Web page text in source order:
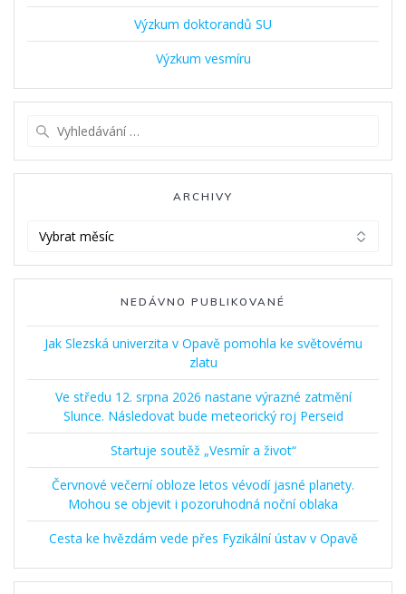
Výzkum doktorandů SU
Výzkum vesmíru
ARCHIVY
NEDÁVNO PUBLIKOVANÉ
Jak Slezská univerzita v Opavě pomohla ke světovému
zlatu
Ve středu 12. srpna 2026 nastane výrazné zatmění
Slunce. Následovat bude meteorický roj Perseid
Startuje soutěž „Vesmír a život“
Červnové večerní obloze letos vévodí jasné planety.
Mohou se objevit i pozoruhodná noční oblaka
Cesta ke hvězdám vede přes Fyzikální ústav v Opavě